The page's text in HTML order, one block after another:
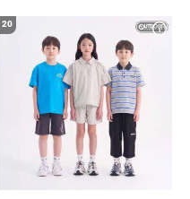
20